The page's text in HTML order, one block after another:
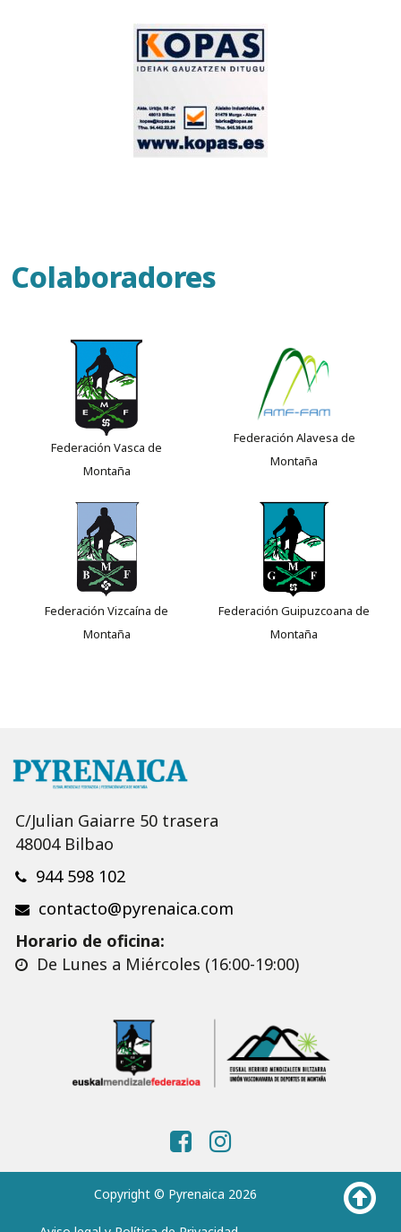
Colaboradores
Federación Vasca de
Montaña
Federación Alavesa de
Montaña
Federación Vizcaína de
Montaña
Federación Guipuzcoana de
Montaña
C/Julian Gaiarre 50 trasera
48004 Bilbao
944 598 102
contacto@pyrenaica.com
Horario de oficina:
De Lunes a Miércoles (16:00-19:00)
Copyright © Pyrenaica 2026